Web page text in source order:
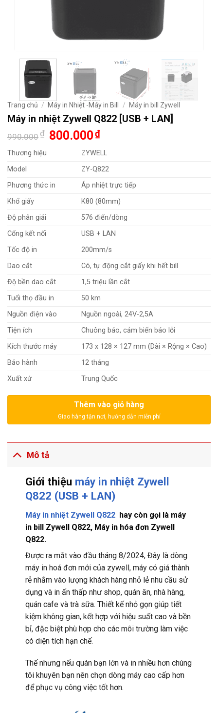
Trang chủ / Máy in Nhiệt -Máy in Bill / Máy in bill Zywell
Máy in nhiệt Zywell Q822 [USB + LAN]
990.000 ₫ Giá
gốc
990.000₫.
800.000₫Giá
tại
là:
800.000₫.
Thương hiệu
ZYWELL
Model
ZY-Q822
Phương thức in
Áp nhiệt trực tiếp
Khổ giấy
K80 (80mm)
Độ phân giải
576 điển/dòng
Cổng kết nối
USB + LAN
Tốc độ in
200mm/s
Dao cắt
Có, tự động cắt giấy khi hết bill
Độ bền dao cắt
1,5 triệu lần cắt
Tuổi thọ đầu in
50 km
Nguồn điện vào
Nguồn ngoài, 24V-2,5A
Tiện ích
Chuông báo, cảm biến báo lỗi
Kích thước máy
173 x 128 × 127 mm (Dài × Rộng × Cao)
Bảo hành
12 tháng
Xuất xứ
Trung Quốc
Thêm vào giỏ hàng
Mô tả
Giới thiệu máy in nhiệt Zywell
Q822 (USB + LAN)
Máy in nhiệt Zywell Q822 hay còn gọi là máy
in bill Zywell Q822, Máy in hóa đơn Zywell
Q822.
Được ra mắt vào đầu tháng 8/2024, Đây là dòng
máy in hoá đơn mới của zywell, máy có giá thành
rẻ nhắm vào lượng khách hàng nhỏ lẻ nhu cầu sử
dụng và in ấn thấp như shop, quán ăn, nhà hàng,
quán cafe và trà sữa. Thiết kế nhỏ gọn giúp tiết
kiệm không gian, kết hợp với hiệu suất cao và bền
bỉ, đặc biệt phù hợp cho các môi trường làm việc
có diện tích hạn chế.
Thế nhưng nếu quán bạn lớn và in nhiều hơn chúng
tôi khuyên bạn nên chọn dòng máy cao cấp hơn
để phục vụ công việc tốt hơn.